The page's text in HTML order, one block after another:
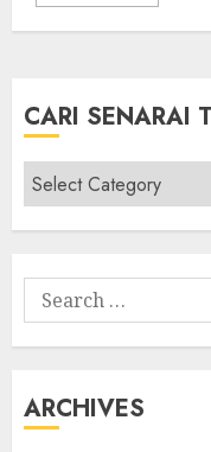
CARI SENARAI
Cari
Senarai
Tumbuhan
Search
for:
ARCHIVES